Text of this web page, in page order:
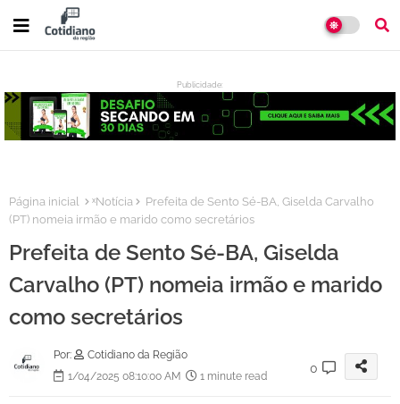
Publicidade:
:
Página inicial ˣNotícia
Prefeita de Sento Sé-BA, Giselda Carvalho
(PT) nomeia irmão e marido como secretários
Prefeita de Sento Sé-BA, Giselda
Carvalho (PT) nomeia irmão e marido
como secretários
Por:
Cotidiano da Região
1/04/2025 08:10:00 AM
1 minute read
0